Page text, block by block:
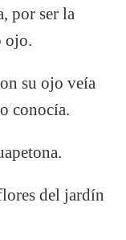
por ser la
su ojo veía
conocía.
del jardín